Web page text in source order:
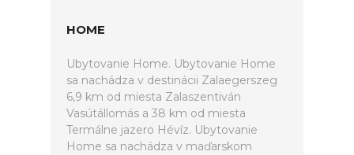
HOME
Ubytovanie Home. Ubytovanie Home
sa nachádza v destinácii Zalaegerszeg
6,9 km od miesta Zalaszentiván
Vasútállomás a 38 km od miesta
Termálne jazero Hévíz. Ubytovanie
Home sa nachádza v maďarskom